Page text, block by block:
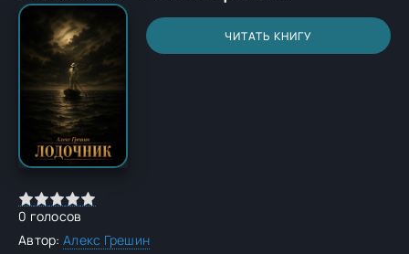
ЧИТАТЬ КНИГУ
0 голосов
Автор: Алекс Грешин